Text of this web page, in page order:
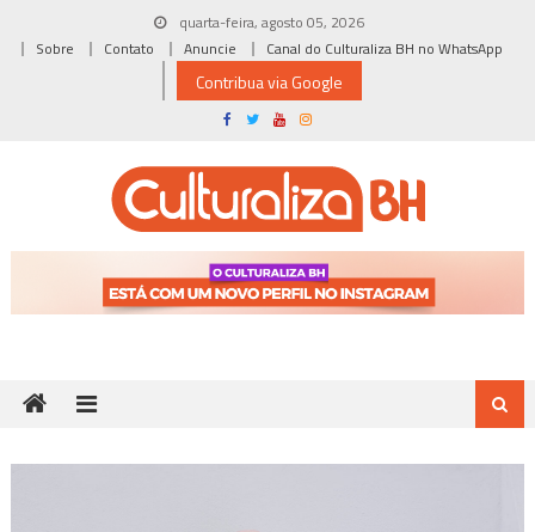
quarta-feira, agosto 05, 2026
Sobre
Contato Anuncie Canal do Culturaliza BH no WhatsApp
Contribua via Google